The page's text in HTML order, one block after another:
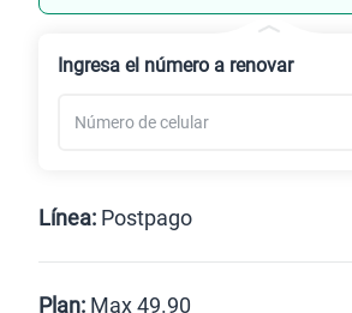
Ingresa el número a renovar
Línea: Postpago
Plan: Max 49.90